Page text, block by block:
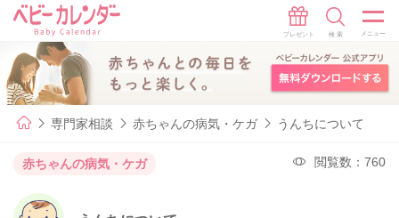
専門家相談 赤ちゃんの病気・ケガ うんちについて
赤ちゃんの病気・ケガ 閲覧数：760